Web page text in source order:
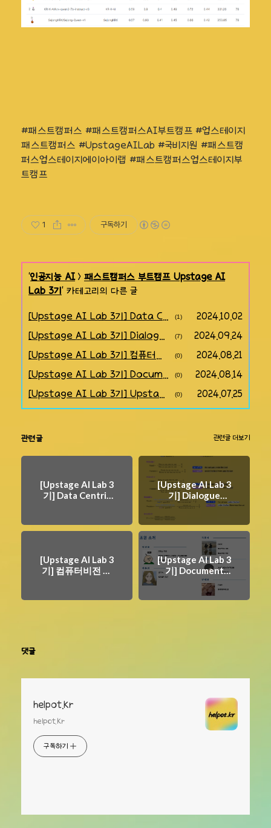
#패스트캠퍼스 #패스트캠퍼스AI부트캠프 #업스테이지
패스트캠퍼스 #UpstageAILab #국비지원 #패스트캠
퍼스업스테이지에이아이랩 #패스트캠퍼스업스테이지부
트캠프
1 구독하기
'인공지능 AI> 패스트캠퍼스 부트캠프 Upstage AI
Lab 3기' 카테고리의 다른 글
(1) 2024.10.02
(7) 2024.09.24
(0) 2024.08.21
(0) 2024.08.14
(0) 2024.07.25
관련글 관련글 더보기
[Upstage AI Lab 3
기] Data Centric
[Upstage AI Lab 3
기] Dialogue
Summarization |
일상 대화 요약 대회
[Upstage AI Lab 3
기] 컴퓨터비전 학
[Upstage AI Lab 3
기] Document
Type
Classification 대회
댓글
helpot.kr
helpot.kr
구독하기